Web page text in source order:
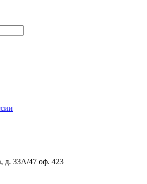
д. 33А/47 оф. 423